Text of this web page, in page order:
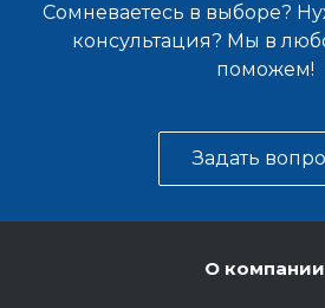
Сомневаетесь в выборе?
консультация? Мы в
поможем!
Задать
О компании